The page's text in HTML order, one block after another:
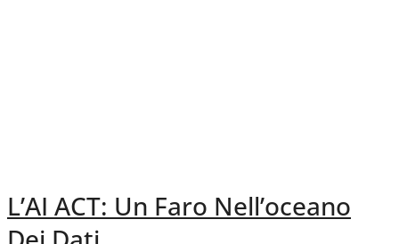
L’AI ACT: Un Faro Nell’oceano